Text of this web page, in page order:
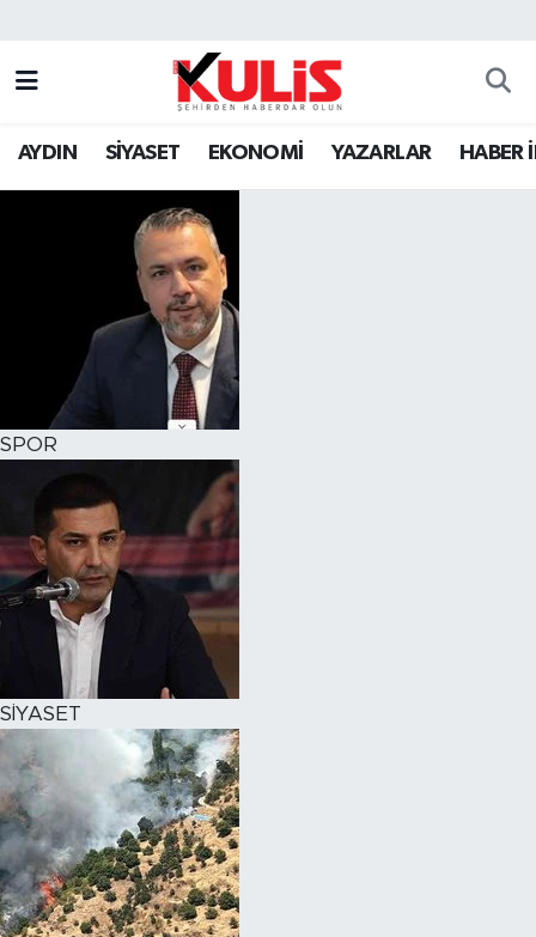
AYDIN SİYASET EKONOMİ YAZARLAR HABER
SPOR
SİYASET